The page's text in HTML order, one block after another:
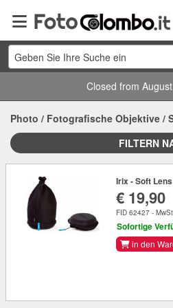
Geben Sie Ihre Suche ein
Closed from
Photo / Fotografische Objektive /
FILTERN
Irix - Soft
€ 19,90
FID 62427 -
Sofortige
in den